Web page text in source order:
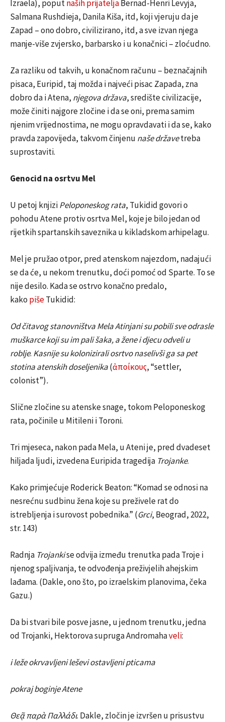
Izraela), poputnaših prijateljaBernad-Henri Levyja,
Salmana Rushdieja, Danila Kiša, itd, koji vjeruju da je
Zapad – ono dobro, civilizirano, itd, a sve izvan njega
manje-više zvjersko, barbarsko i u konačnici – zloćudno.
Za razliku od takvih, u konačnom računu – beznačajnih
pisaca, Euripid, taj možda i najveći pisac Zapada, zna
dobro da i Atena, njegova država, središte civilizacije,
može činiti najgore zločine i da se oni, prema samim
njenim vrijednostima, ne mogu opravdavati i da se, kako
pravda zapovijeda, takvom činjenu naše državetreba
suprostaviti.
Genocid na osrtvu Mel
U petoj knjiziPeloponeskog rata, Tukidid govori o
pohodu Atene protiv osrtva Mel, koje je bilo jedan od
rijetkih spartanskih saveznika u kikladskom arhipelagu.
Mel je pružao otpor, pred atenskom najezdom, nadajući
se da će, u nekom trenutku, doći pomoć od Sparte. To se
nije desilo. Kada se ostrvo konačno predalo,
kako pišeTukidid:
Od čitavog stanovništva Mela Atinjani su pobili sve odrasle
muškarce koji su im pali šaka, a žene i djecu odveli u
roblje. Kasnije su kolonizirali osrtvo naselivši ga sa pet
stotina atenskih doseljenika(ἀποίκους, “settler,
colonist”).
Slične zločine su atenske snage, tokom Peloponeskog
rata, počinile u Mitileni i Toroni.
Tri mjeseca, nakon pada Mela, u Ateni je, pred dvadeset
hiljada ljudi, izvedena Euripida tragedija Trojanke.
Kako primjećuje Roderick Beaton: “Komad se odnosi na
nesrećnu sudbinu žena koje su preživele rat do
istrebljenja i surovost pobednika.” (Grci, Beograd, 2022,
str. 143)
Radnja Trojankise odvija između trenutka pada Troje i
njenog spaljivanja, te odvođenja preživjelih ahejskim
lađama. (Dakle, ono što, po izraelskim planovima, čeka
Gazu.)
Da bi stvari bile posve jasne, u jednom trenutku, jedna
od Trojanki, Hektorova supruga Andromahaveli:
i leže okrvavljeni leševi ostavljeni pticama
pokraj boginje Atene
Θεᾷ παρὰ Παλλάδι. Dakle, zločin je izvršen u prisustvu